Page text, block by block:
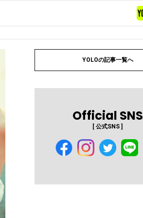
YOLOの記事一覧へ
Official SNS
[ 公式SNS ]